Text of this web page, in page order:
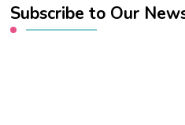
Subscribe to Our